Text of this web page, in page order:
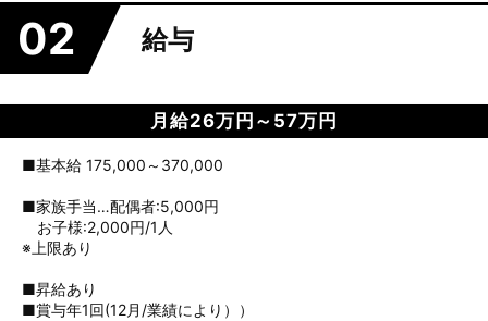
02 給与
月給26万円～57万円
■基本給 175,000～370,000
■家族手当…配偶者:5,000円
お子様:2,000円/1人
※上限あり
■昇給あり
■賞与年1回(12月/業績により））